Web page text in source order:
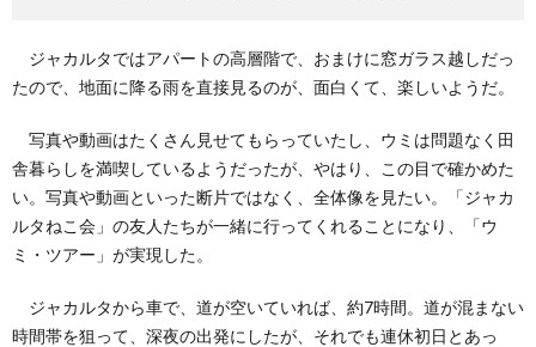
ジャカルタではアパートの高層階で、おまけに窓ガラス越しだっ
たので、地面に降る雨を直接見るのが、面白くて、楽しいようだ。
写真や動画はたくさん見せてもらっていたし、ウミは問題なく田
舎暮らしを満喫しているようだったが、やはり、この目で確かめた
い。写真や動画といった断片ではなく、全体像を見たい。「ジャカ
ルタねこ会」の友人たちが一緒に行ってくれることになり、「ウ
ミ・ツアー」が実現した。
ジャカルタから車で、道が空いていれば、約7時間。道が混まない
時間帯を狙って、深夜の出発にしたが、それでも連休初日とあっ